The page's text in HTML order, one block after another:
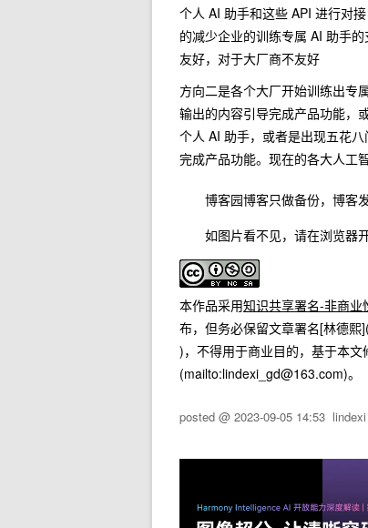
个人 AI 助手和这些 API 进行对
的减少企业的训练专属 AI 助手
友好，对于大厂商不友好
方向二是各个大厂开始训练出专
输出的内容引导完成产品功能，
个人 AI 助手，或者是出现五花
完成产品功能。现在的各大人工
博客园博客只做备份，博客
如图片看不见，请在浏览器
本作品采用知识共享署名-非商
布，但务必保留文章署名[林德
)，不得用于商业目的，基于本
(mailto:lindexi_gd@163.com)。
posted @ 2023-09-05 14:53 lindexi